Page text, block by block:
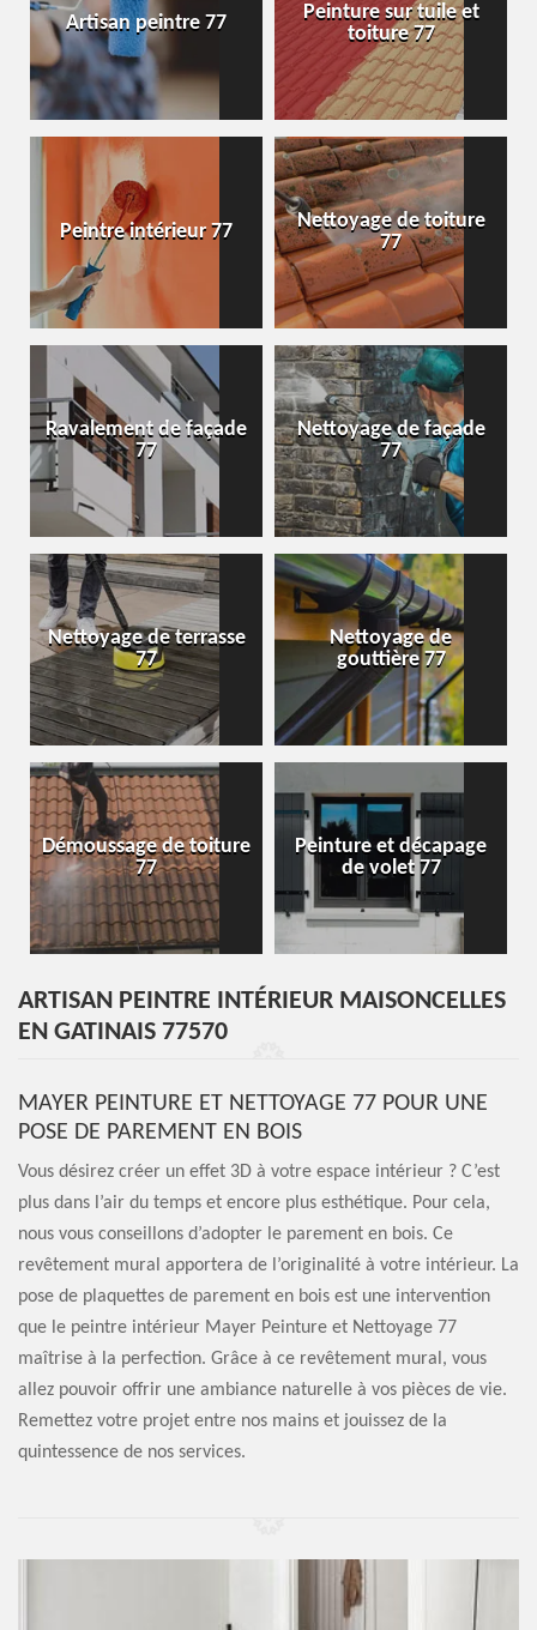
Artisan peintre 77
Peinture sur tuile et
toiture 77
Peintre intérieur 77
Nettoyage de toiture
77
Ravalement de façade
77
Nettoyage de façade
77
Nettoyage de terrasse
77
Nettoyage de
gouttière 77
Démoussage de toiture
77
Peinture et décapage
de volet 77
ARTISAN PEINTRE INTÉRIEUR MAISONCELLES
EN GATINAIS 77570
MAYER PEINTURE ET NETTOYAGE 77 POUR UNE
POSE DE PAREMENT EN BOIS
Vous désirez créer un effet 3D à votre espace intérieur ? C’est
plus dans l’air du temps et encore plus esthétique. Pour cela,
nous vous conseillons d’adopter le parement en bois. Ce
revêtement mural apportera de l’originalité à votre intérieur. La
pose de plaquettes de parement en bois est une intervention
que le peintre intérieur Mayer Peinture et Nettoyage 77
maîtrise à la perfection. Grâce à ce revêtement mural, vous
allez pouvoir offrir une ambiance naturelle à vos pièces de vie.
Remettez votre projet entre nos mains et jouissez de la
quintessence de nos services.